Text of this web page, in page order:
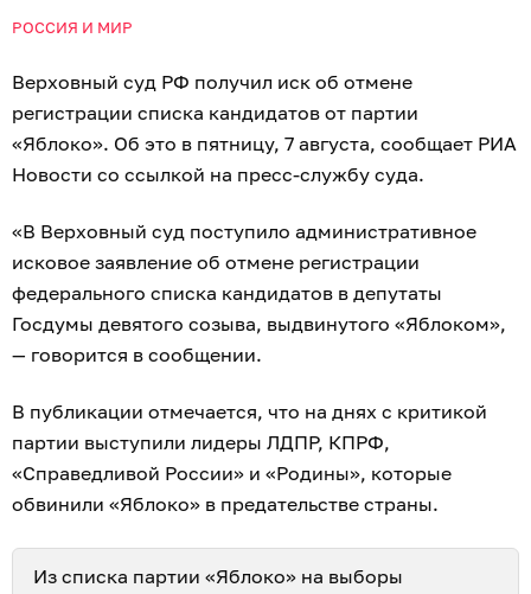
РОССИЯ И МИР
Верховный суд РФ получил иск об отмене
регистрации списка кандидатов от партии
«Яблоко». Об это в пятницу, 7 августа, сообщает РИА
Новости со ссылкой на пресс-службу суда.
«В Верховный суд поступило административное
исковое заявление об отмене регистрации
федерального списка кандидатов в депутаты
Госдумы девятого созыва, выдвинутого «Яблоком»,
— говорится в сообщении.
В публикации отмечается, что на днях с критикой
партии выступили лидеры ЛДПР, КПРФ,
«Справедливой России» и «Родины», которые
обвинили «Яблоко» в предательстве страны.
Из списка партии «Яблоко» на выборы